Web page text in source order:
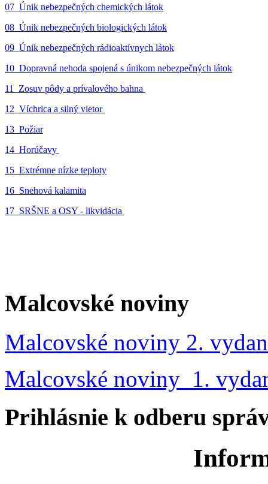
07_Únik nebezpečných chemických látok
08_Únik nebezpečných biologických látok
09_Únik nebezpečných rádioaktívnych látok
10_Dopravná nehoda spojená s únikom nebezpečných látok
11_Zosuv pôdy a prívalového bahna
12_Víchrica a silný vietor
13_Požiar
14_Horúčavy
15_Extrémne nízke teploty
16_Snehová kalamita
17_SRŠNE a OSY - likvidácia
Malcovské noviny
Malcovské noviny 2.
Malcovské noviny 1.
Prihlásnie k odberu